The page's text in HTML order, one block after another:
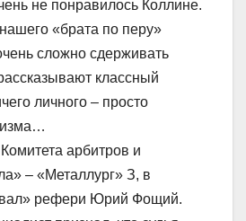
не понравилось Коллине.
«брата по перу»
сложно сдерживать
классный
личного – просто
арбитров и
– «Металлург» З, в
рефери Юрий Фощий.